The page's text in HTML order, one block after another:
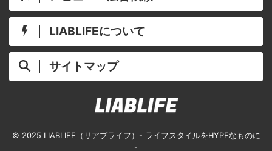
LIABLIFEについて
サイトマップ
© 2025 LIABLIFE（リアブライフ）- ライフスタイルをHYPEなものに
-